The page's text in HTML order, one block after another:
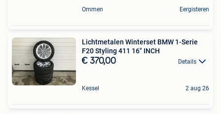
Ommen Eergisteren
Lichtmetalen Winterset BMW 1-Serie
F20 Styling 411 16" INCH
€ 370,00 Details
Kessel 2 aug 26